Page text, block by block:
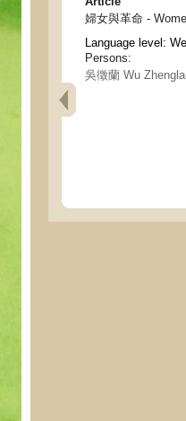
婦女與革命 -
Language level:
Persons:
吳徵蘭 Wu